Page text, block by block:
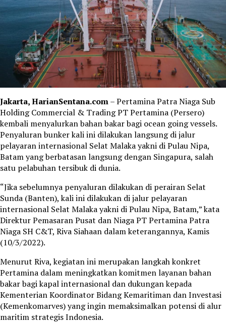
Jakarta, HarianSentana.com– Pertamina Patra Niaga Sub
Holding Commercial & Trading PT Pertamina (Persero)
kembali menyalurkan bahan bakar bagi ocean going vessels.
Penyaluran bunker kali ini dilakukan langsung di jalur
pelayaran internasional Selat Malaka yakni di Pulau Nipa,
Batam yang berbatasan langsung dengan Singapura, salah
satu pelabuhan tersibuk di dunia.
“Jika sebelumnya penyaluran dilakukan di perairan Selat
Sunda (Banten), kali ini dilakukan di jalur pelayaran
internasional Selat Malaka yakni di Pulau Nipa, Batam,” kata
Direktur Pemasaran Pusat dan Niaga PT Pertamina Patra
Niaga SH C&T, Riva Siahaan dalam keterangannya, Kamis
(10/3/2022).
Menurut Riva, kegiatan ini merupakan langkah konkret
Pertamina dalam meningkatkan komitmen layanan bahan
bakar bagi kapal internasional dan dukungan kepada
Kementerian Koordinator Bidang Kemaritiman dan Investasi
(Kemenkomarves) yang ingin memaksimalkan potensi di alur
maritim strategis Indonesia.